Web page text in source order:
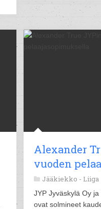
Alexander
vuoden
Jääkiekko - Liiga
JYP Jyväskylä Oy
ovat solmineet